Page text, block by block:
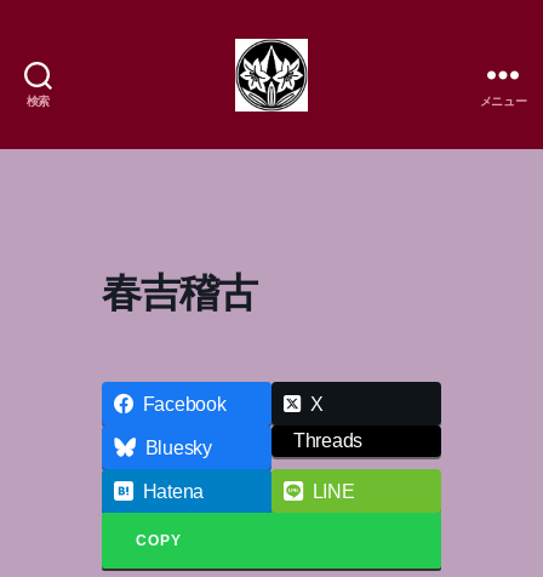
検索
流
メニュー
春吉稽古
Facebook
X
Bluesky
Threads
Hatena LINE
COPY